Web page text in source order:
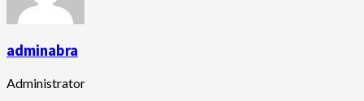
adminabra
Administrator